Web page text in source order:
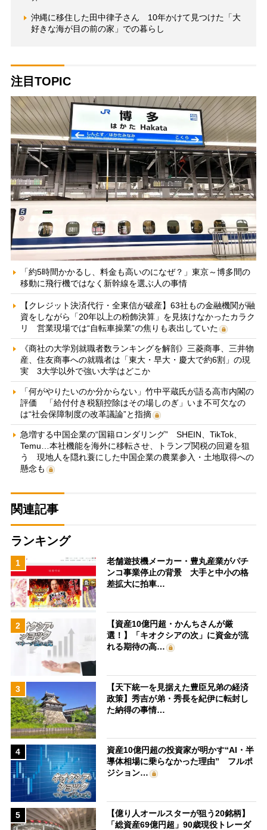
沖縄に移住した田中律子さん 10年かけて見つけた「大
好きな海が目の前の家」での暮らし
注目TOPIC
「約5時間かかるし、料金も高いのになぜ？」東京～博多間の
移動に飛行機ではなく新幹線を選ぶ人の事情
【クレジット決済代行・全東信が破産】63社もの金融機関が融
資をしながら「20年以上の粉飾決算」を見抜けなかったカラク
リ 営業現場では“自転車操業”の焦りも表出していた
《商社の大学別就職者数ランキングを解剖》三菱商事、三井物
産、住友商事への就職者は「東大・早大・慶大で約6割」の現
実 3大学以外で強い大学はどこか
「何がやりたいのか分からない」竹中平蔵氏が語る高市内閣の
評価 「給付付き税額控除はその場しのぎ」いま不可欠なの
は“社会保障制度の改革議論”と指摘
急増する中国企業の“国籍ロンダリング” SHEIN、TikTok、
Temu…本社機能を海外に移転させ、トランプ関税の回避を狙
う 現地人を隠れ蓑にした中国企業の農業参入・土地取得への
懸念も
関連記事
ランキング
1
老舗遊技機メーカー・豊丸産業がパチ
ンコ事業停止の背景 大手と中小の格
差拡大に拍車…
2
【資産10億円超・かんちさんが厳
選！】「キオクシアの次」に資金が流
れる期待の高…
3
【天下統一を見据えた豊臣兄弟の経済
政策】秀吉が弟・秀長を紀伊に転封し
た納得の事情…
4
資産10億円超の投資家が明かす“AI・半
導体相場に乗らなかった理由” フルポ
ジション…
5
【億り人オールスターが狙う20銘柄】
「総資産69億円超」90歳現役トレーダ